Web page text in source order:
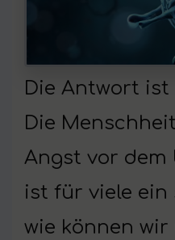
Die Antwort
Die
Angst vor dem
ist für viele ein
wie können